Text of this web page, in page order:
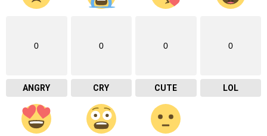
0
ANGRY
0
CRY
0
CUTE
0
LOL